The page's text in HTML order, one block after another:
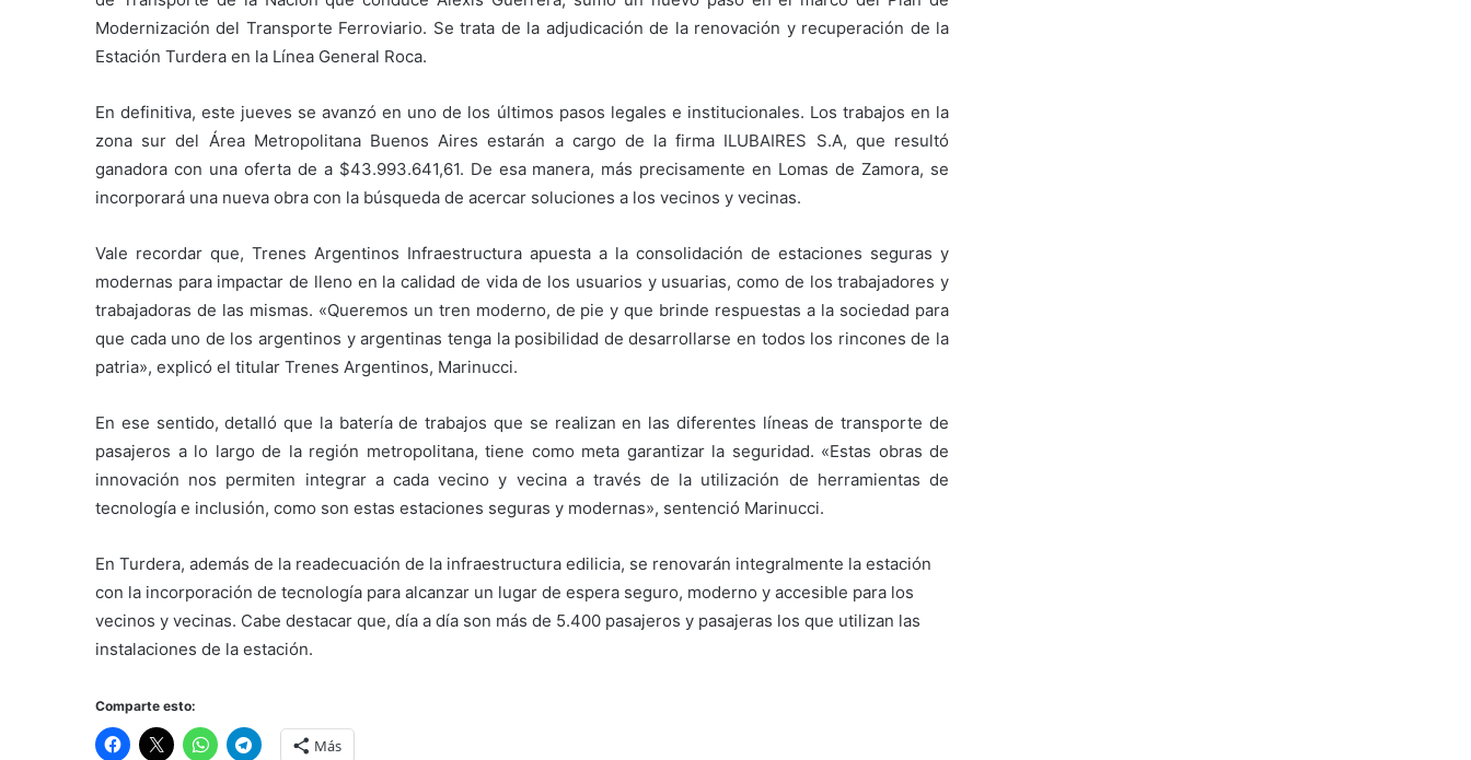
Modernización del Transporte Ferroviario. Se trata de la adjudicación de la renovación y recuperación de la
Estación Turdera en la Línea General Roca.
En definitiva, este jueves se avanzó en uno de los últimos pasos legales e institucionales. Los trabajos en la
zona sur del Área Metropolitana Buenos Aires estarán a cargo de la firma ILUBAIRES S.A, que resultó
ganadora con una oferta de a $43.993.641,61. De esa manera, más precisamente en Lomas de Zamora, se
incorporará una nueva obra con la búsqueda de acercar soluciones a los vecinos y vecinas.
Vale recordar que, Trenes Argentinos Infraestructura apuesta a la consolidación de estaciones seguras y
modernas para impactar de lleno en la calidad de vida de los usuarios y usuarias, como de los trabajadores y
trabajadoras de las mismas. «Queremos un tren moderno, de pie y que brinde respuestas a la sociedad para
que cada uno de los argentinos y argentinas tenga la posibilidad de desarrollarse en todos los rincones de la
patria», explicó el titular Trenes Argentinos, Marinucci.
En ese sentido, detalló que la batería de trabajos que se realizan en las diferentes líneas de transporte de
pasajeros a lo largo de la región metropolitana, tiene como meta garantizar la seguridad. «Estas obras de
innovación nos permiten integrar a cada vecino y vecina a través de la utilización de herramientas de
tecnología e inclusión, como son estas estaciones seguras y modernas», sentenció Marinucci.
En Turdera, además de la readecuación de la infraestructura edilicia, se renovarán integralmente la estación
con la incorporación de tecnología para alcanzar un lugar de espera seguro, moderno y accesible para los
vecinos y vecinas. Cabe destacar que, día a día son más de 5.400 pasajeros y pasajeras los que utilizan las
instalaciones de la estación.
Comparte esto:
Más